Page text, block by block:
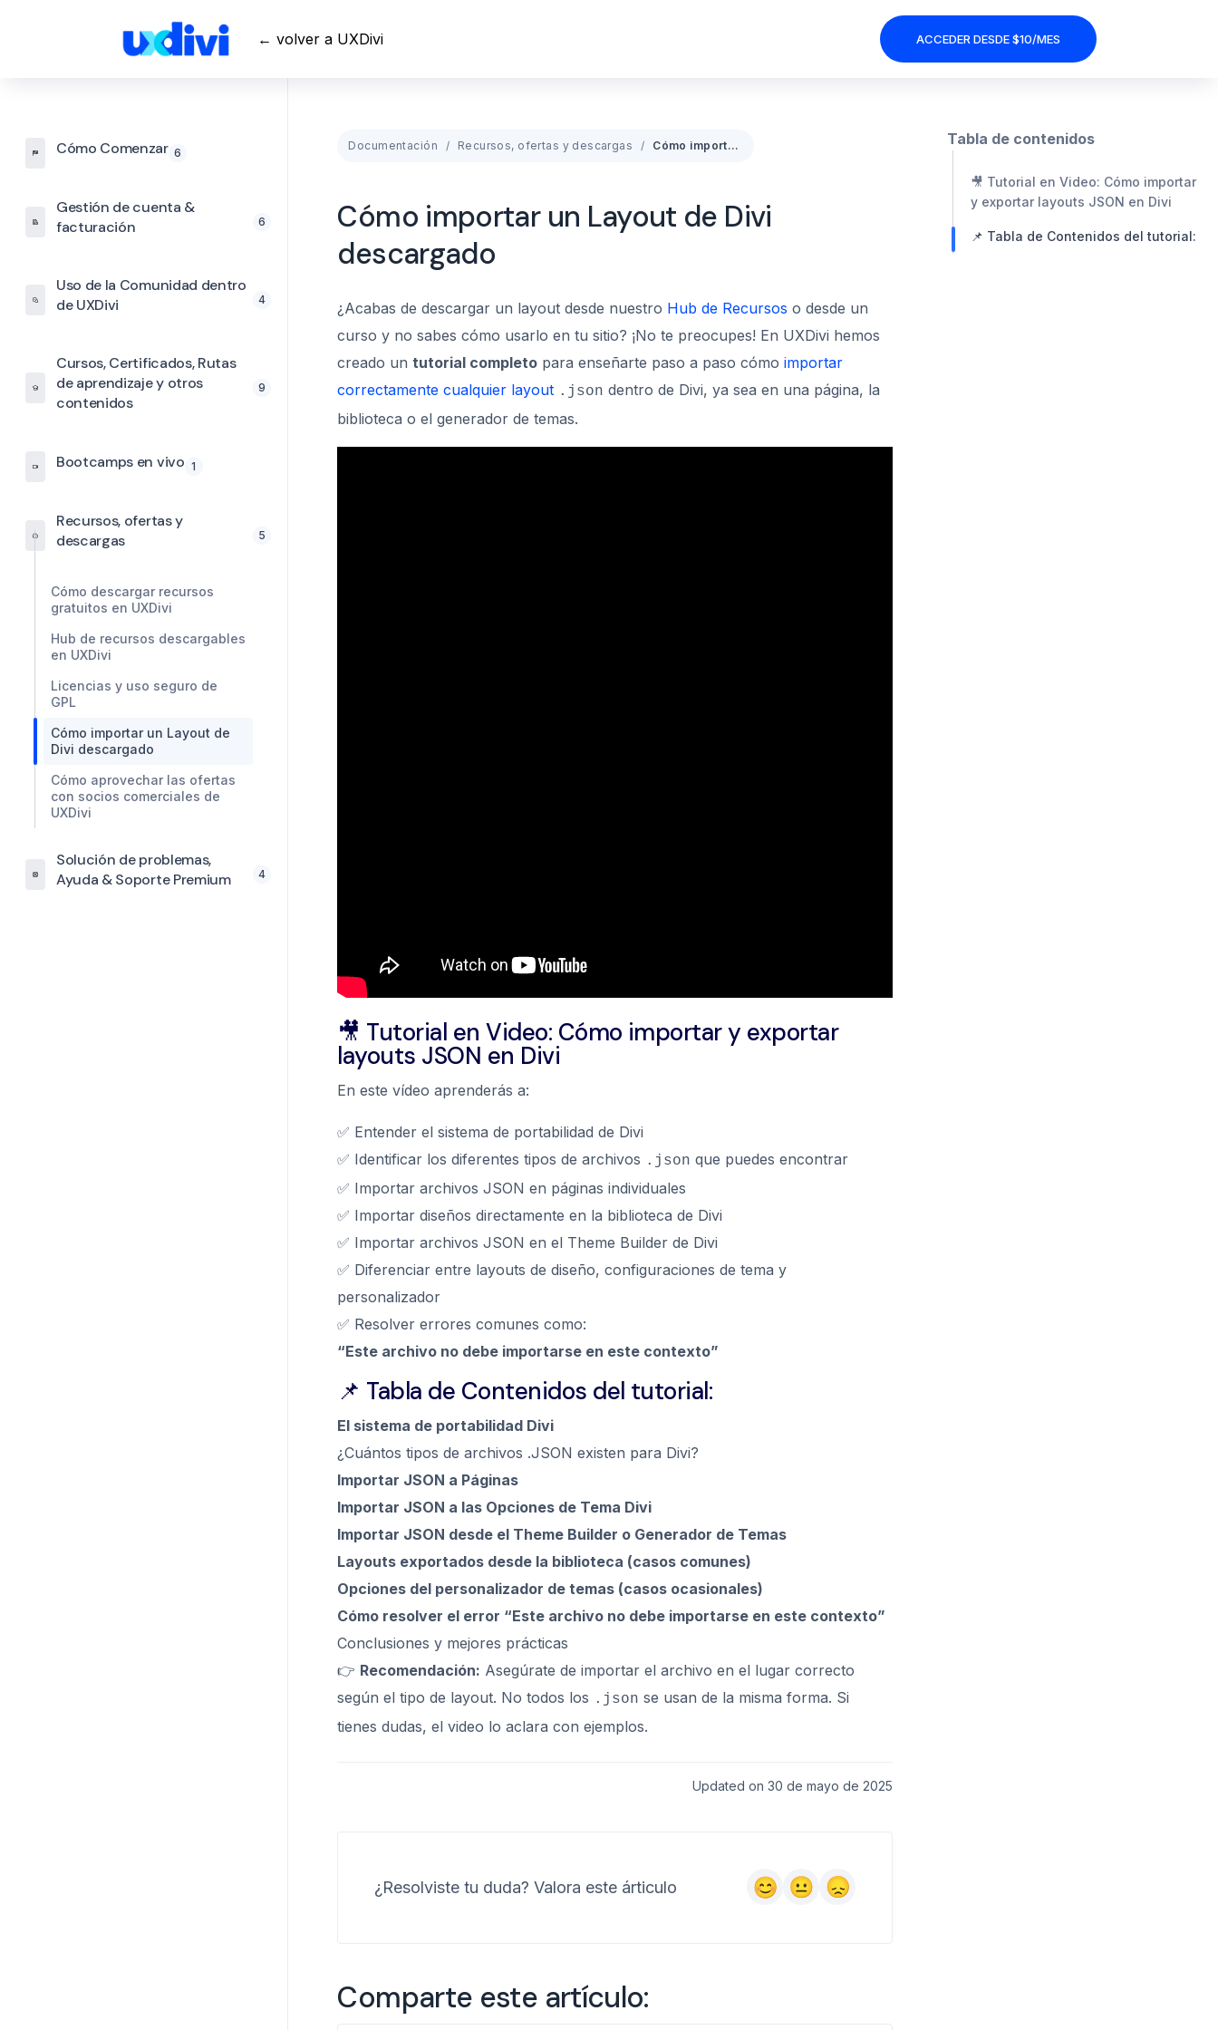
← volver a UXDivi ACCEDER DESDE $10/MES
Cómo Comenzar 6
Gestión de cuenta &
facturación
6
Uso de la Comunidad dentro
de UXDivi
4
Cursos, Certificados, Rutas
de aprendizaje y otros
contenidos
9
Bootcamps en vivo 1
Recursos, ofertas y
descargas
5
Cómo descargar recursos
gratuitos en UXDivi
Hub de recursos descargables
en UXDivi
Licencias y uso seguro de
GPL
Cómo importar un Layout de
Divi descargado
Cómo aprovechar las ofertas
con socios comerciales de
UXDivi
Solución de problemas,
Ayuda & Soporte Premium
4
Documentación Recursos, ofertas y descargas Cómo importar un Layout de Divi descargado
Cómo importar un Layout de Divi
descargado
¿Acabas de descargar un layout desde nuestro Hub de Recursos o desde un
curso y no sabes cómo usarlo en tu sitio? ¡No te preocupes! En UXDivi hemos
creado untutorial completo para enseñarte paso a paso cómo importar
correctamente cualquier layout .json dentro de Divi, ya sea en una página, la
biblioteca o el generador de temas.
🎥 Tutorial en Video: Cómo importar y exportar
layouts JSON en Divi
En este vídeo aprenderás a:
✅ Entender el sistema de portabilidad de Divi
✅ Identificar los diferentes tipos de archivos .json que puedes encontrar
✅ Importar archivos JSON en páginas individuales
✅ Importar diseños directamente en la biblioteca de Divi
✅ Importar archivos JSON en el Theme Builder de Divi
✅ Diferenciar entre layouts de diseño, configuraciones de tema y
personalizador
✅ Resolver errores comunes como:
“Este archivo no debe importarse en este contexto”
📌 Tabla de Contenidos del tutorial:
El sistema de portabilidad Divi
¿Cuántos tipos de archivos .JSON existen para Divi?
Importar JSON a Páginas
Importar JSON a las Opciones de Tema Divi
Importar JSON desde el Theme Builder o Generador de Temas
Layouts exportados desde la biblioteca (casos comunes)
Opciones del personalizador de temas (casos ocasionales)
Cómo resolver el error “Este archivo no debe importarse en este contexto”
Conclusiones y mejores prácticas
👉 Recomendación: Asegúrate de importar el archivo en el lugar correcto
según el tipo de layout. No todos los .json se usan de la misma forma. Si
tienes dudas, el video lo aclara con ejemplos.
Updated on 30 de mayo de 2025
¿Resolviste tu duda? Valora este árticulo
Comparte este artículo:
Tabla de contenidos
🎥 Tutorial en Video: Cómo importar
y exportar layouts JSON en Divi
📌 Tabla de Contenidos del tutorial: